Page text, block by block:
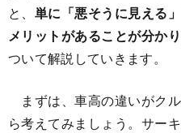
と、 単に「悪そうに見える
メリットがあることが分か
ついて解説していきます。
まずは、車高の違いがク
ら考えてみましょう。サー